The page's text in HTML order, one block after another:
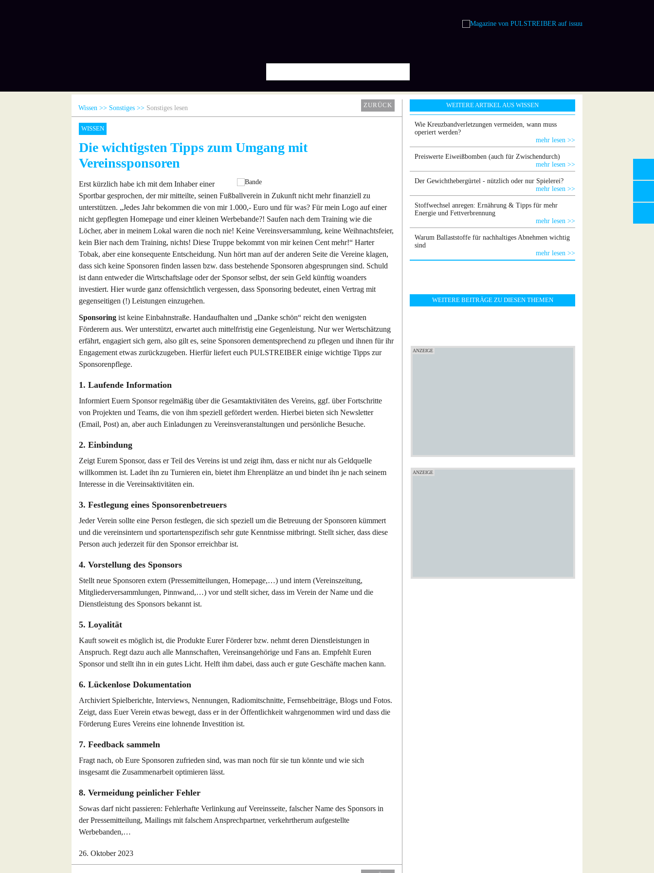
ZURÜCK
Wissen Sonstiges Sonstiges lesen
WISSEN
Die wichtigsten Tipps zum Umgang mit
Vereinssponsoren
Erst kürzlich habe ich mit dem Inhaber einer
Sportbar gesprochen, der mir mitteilte, seinen Fußballverein in Zukunft nicht mehr finanziell zu
unterstützen. „Jedes Jahr bekommen die von mir 1.000,- Euro und für was? Für mein Logo auf einer
nicht gepflegten Homepage und einer kleinen Werbebande?! Saufen nach dem Training wie die
Löcher, aber in meinem Lokal waren die noch nie! Keine Vereinsversammlung, keine Weihnachtsfeier,
kein Bier nach dem Training, nichts! Diese Truppe bekommt von mir keinen Cent mehr!“ Harter
Tobak, aber eine konsequente Entscheidung. Nun hört man auf der anderen Seite die Vereine klagen,
dass sich keine Sponsoren finden lassen bzw. dass bestehende Sponsoren abgesprungen sind. Schuld
ist dann entweder die Wirtschaftslage oder der Sponsor selbst, der sein Geld künftig woanders
investiert. Hier wurde ganz offensichtlich vergessen, dass Sponsoring bedeutet, einen Vertrag mit
gegenseitigen (!) Leistungen einzugehen.
Sponsoring ist keine Einbahnstraße. Handaufhalten und „Danke schön“ reicht den wenigsten
Förderern aus. Wer unterstützt, erwartet auch mittelfristig eine Gegenleistung. Nur wer Wertschätzung
erfährt, engagiert sich gern, also gilt es, seine Sponsoren dementsprechend zu pflegen und ihnen für ihr
Engagement etwas zurückzugeben. Hierfür liefert euch PULSTREIBER einige wichtige Tipps zur
Sponsorenpflege.
1. Laufende Information
Informiert Euern Sponsor regelmäßig über die Gesamtaktivitäten des Vereins, ggf. über Fortschritte
von Projekten und Teams, die von ihm speziell gefördert werden. Hierbei bieten sich Newsletter
(Email, Post) an, aber auch Einladungen zu Vereinsveranstaltungen und persönliche Besuche.
2. Einbindung
Zeigt Eurem Sponsor, dass er Teil des Vereins ist und zeigt ihm, dass er nicht nur als Geldquelle
willkommen ist. Ladet ihn zu Turnieren ein, bietet ihm Ehrenplätze an und bindet ihn je nach seinem
Interesse in die Vereinsaktivitäten ein.
3. Festlegung eines Sponsorenbetreuers
Jeder Verein sollte eine Person festlegen, die sich speziell um die Betreuung der Sponsoren kümmert
und die vereinsintern und sportartenspezifisch sehr gute Kenntnisse mitbringt. Stellt sicher, dass diese
Person auch jederzeit für den Sponsor erreichbar ist.
4. Vorstellung des Sponsors
Stellt neue Sponsoren extern (Pressemitteilungen, Homepage,…) und intern (Vereinszeitung,
Mitgliederversammlungen, Pinnwand,…) vor und stellt sicher, dass im Verein der Name und die
Dienstleistung des Sponsors bekannt ist.
5. Loyalität
Kauft soweit es möglich ist, die Produkte Eurer Förderer bzw. nehmt deren Dienstleistungen in
Anspruch. Regt dazu auch alle Mannschaften, Vereinsangehörige und Fans an. Empfehlt Euren
Sponsor und stellt ihn in ein gutes Licht. Helft ihm dabei, dass auch er gute Geschäfte machen kann.
6. Lückenlose Dokumentation
Archiviert Spielberichte, Interviews, Nennungen, Radiomitschnitte, Fernsehbeiträge, Blogs und Fotos.
Zeigt, dass Euer Verein etwas bewegt, dass er in der Öffentlichkeit wahrgenommen wird und dass die
Förderung Eures Vereins eine lohnende Investition ist.
7. Feedback sammeln
Fragt nach, ob Eure Sponsoren zufrieden sind, was man noch für sie tun könnte und wie sich
insgesamt die Zusammenarbeit optimieren lässt.
8. Vermeidung peinlicher Fehler
Sowas darf nicht passieren: Fehlerhafte Verlinkung auf Vereinsseite, falscher Name des Sponsors in
der Pressemitteilung, Mailings mit falschem Ansprechpartner, verkehrtherum aufgestellte
Werbebanden,…
26. Oktober 2023
WEITERE BEITRÄGE ZU DIESEN THEMEN
WEITERE ARTIKEL AUS WISSEN
Wie Kreuzbandverletzungen vermeiden, wann muss
operiert werden?
mehr lesen >>
Preiswerte Eiweißbomben (auch für Zwischendurch)
mehr lesen >>
Der Gewichthebergürtel - nützlich oder nur Spielerei?
mehr lesen >>
Stoffwechsel anregen: Ernährung & Tipps für mehr
Energie und Fettverbrennung
mehr lesen >>
Warum Ballaststoffe für nachhaltiges Abnehmen wichtig
sind
mehr lesen >>